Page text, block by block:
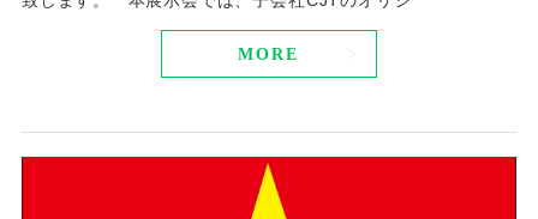
MORE